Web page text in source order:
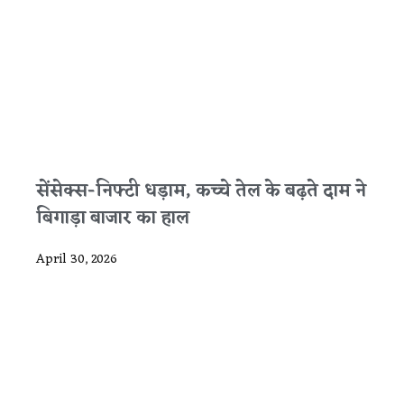
सेंसेक्स-निफ्टी धड़ाम, कच्चे तेल के बढ़ते दाम ने
बिगाड़ा बाजार का हाल
April 30, 2026